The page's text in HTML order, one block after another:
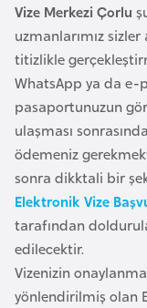
Vize Merkezi Çorlu
uzmanlarımız sizler
titizlikle
WhatsApp ya da e-
pasaportunuzun
ulaşması
ödemeniz
sonra dikktali bir
Elektronik Vize
tarafından
edilecektir.
Vizenizin
yönlendirilmiş olan
B
u
r
k
i
n
a
F
a
s
o